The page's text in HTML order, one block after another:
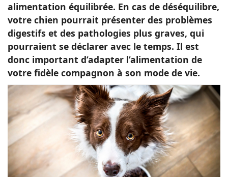
alimentation équilibrée. En cas de déséquilibre,
votre chien pourrait présenter des problèmes
digestifs et des pathologies plus graves, qui
pourraient se déclarer avec le temps. Il est
donc important d’adapter l’alimentation de
votre fidèle compagnon à son mode de vie.